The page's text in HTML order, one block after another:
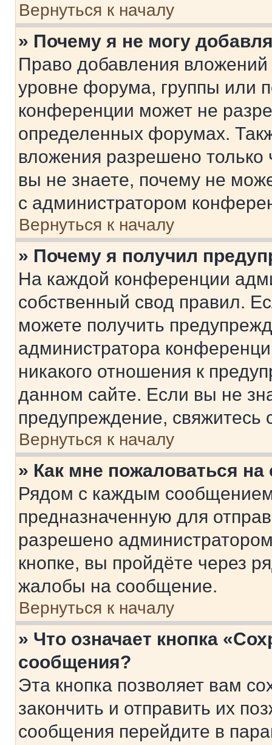
Вернуться к началу
» Почему я не могу
Право добавления
уровне форума, группы или
конференции может не
определенных форумах.
вложения разрешено
вы не знаете, почему не
с администратором
Вернуться к началу
» Почему я получил
На каждой конференции
собственный свод правил.
можете получить
администратора
никакого отношения к
данном сайте. Если вы не
предупреждение,
Вернуться к началу
» Как мне пожаловаться
Рядом с каждым сообщением
предназначенную для
разрешено
кнопке, вы пройдёте через
жалобы на сообщение.
Вернуться к началу
» Что означает кнопка
сообщения?
Эта кнопка позволяет вам
закончить и отправить их
сообщения перейдите в